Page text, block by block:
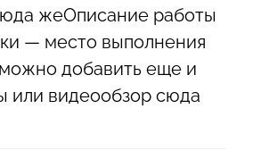
жеОписание работы
— место выполнения
добавить еще и
или видеообзор сюда